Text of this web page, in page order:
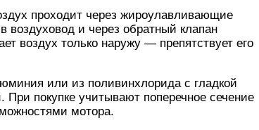
проходит через жироулавливающие
и через обратный клапан
воздух только наружу — препятствует его
или из поливинхлорида с гладкой
покупке учитывают поперечное сечение
мотора.